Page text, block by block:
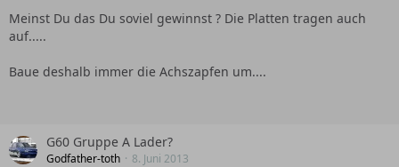
Meinst Du das Du soviel gewinnst ? Die Platten tragen auch
auf.....
Baue deshalb immer die Achszapfen um....
G60 Gruppe A Lader?
Godfather-toth 8. Juni 2013